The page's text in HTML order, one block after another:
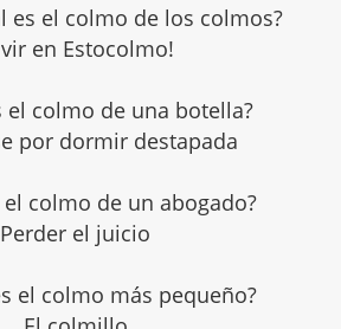
es el colmo de los colmos?
en Estocolmo!
el colmo de una botella?
por dormir destapada
el colmo de un abogado?
Perder el juicio
el colmo más pequeño?